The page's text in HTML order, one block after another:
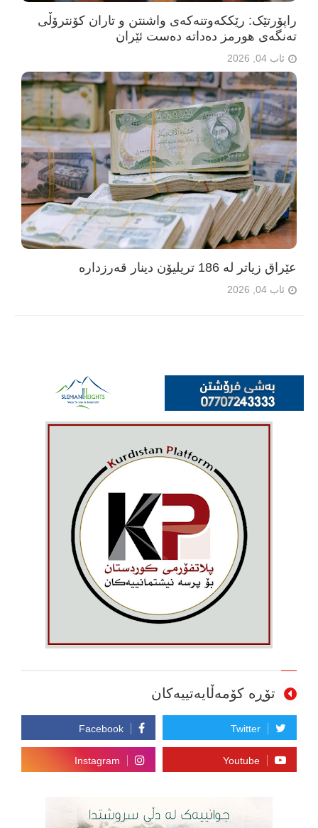
راپۆرتێک: رێککەوتنەکەی واشنتن و تاران کۆنترۆڵی
تەنگەی هورمز دەداتە دەست ئێران
ئاب 04, 2026
عێراق زیاتر لە 186 تریلیۆن دینار قەرزدارە
ئاب 04, 2026
تۆڕە کۆمەڵایەتییەکان